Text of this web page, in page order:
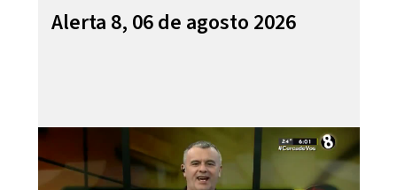
Alerta 8, 06 de agosto 2026